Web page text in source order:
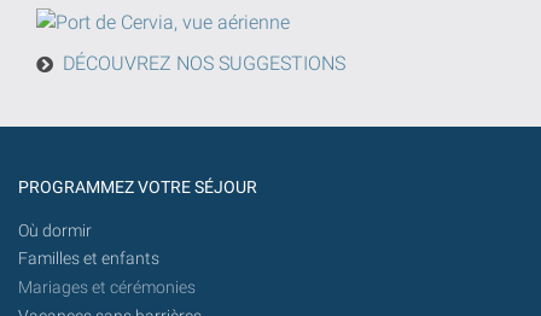
partir
d'aujourd'hui
à
DÉCOUVREZ NOS SUGGESTIONS
PROGRAMMEZ VOTRE SÉJOUR
Où dormir
Familles et enfants
Mariages et cérémonies